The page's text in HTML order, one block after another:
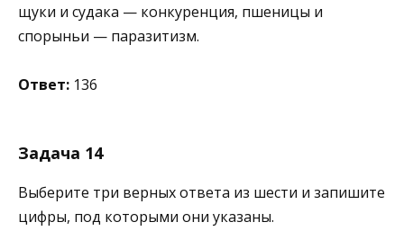
щуки и судака — конкуренция, пшеницы и
спорыньи — паразитизм.
Ответ: 136
Задача 14
Выберите три верных ответа из шести и запишите
цифры, под которыми они указаны.